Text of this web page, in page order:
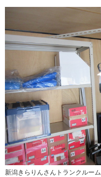
音楽
グラビア
ショッピング
ペット
その他
プッシュ通知の停止方法
新潟きらりんさんトランクルーム